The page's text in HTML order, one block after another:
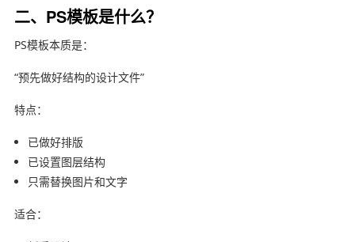
二、PS模板是什么？
PS模板本质是：
“预先做好结构的设计文件”
特点：
已做好排版
已设置图层结构
只需替换图片和文字
适合：